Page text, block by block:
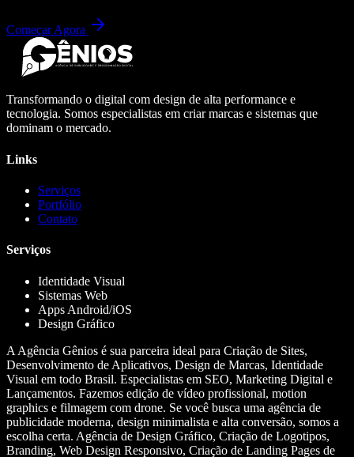
Começar Agora
Transformando o digital com design de alta performance e
tecnologia. Somos especialistas em criar marcas e sistemas que
dominam o mercado.
Links
Serviços
Portfólio
Contato
Serviços
Identidade Visual
Sistemas Web
Apps Android/iOS
Design Gráfico
A Agência Gênios é sua parceira ideal para Criação de Sites,
Desenvolvimento de Aplicativos, Design de Marcas, Identidade
Visual em todo Brasil. Especialistas em SEO, Marketing Digital e
Lançamentos. Fazemos edição de vídeo profissional, motion
graphics e filmagem com drone. Se você busca uma agência de
publicidade moderna, design minimalista e alta conversão, somos a
escolha certa. Agência de Design Gráfico, Criação de Logotipos,
Branding, Web Design Responsivo, Criação de Landing Pages de